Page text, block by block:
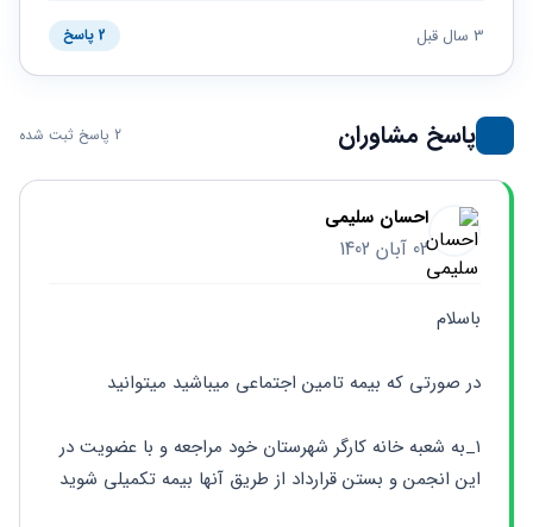
طلاق
حقوقی
خانواده
حقوقی
کسب
و کار
سئو و
سایت
شرکت
3 سال قبل 2 پاسخ
پاسخ مشاوران 2 پاسخ ثبت شده
احسان سلیمی
02 آبان 1402
باسلام
در صورتی که بیمه تامین اجتماعی میباشید میتوانید
این انجمن و بستن قرارداد از طریق آنها بیمه تکمیلی شوید